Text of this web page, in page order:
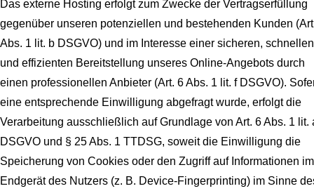
Das externe Hosting erfolgt zum Zwecke der Vertragserfüllung
gegenüber unseren potenziellen und bestehenden Kunden
Abs. 1 lit. b DSGVO) und im Interesse einer sicheren, schnellen
und effizienten Bereitstellung unseres Online-Angebots durch
einen professionellen Anbieter (Art. 6 Abs. 1 lit. f DSGVO).
eine entsprechende Einwilligung abgefragt wurde, erfolgt die
Verarbeitung ausschließlich auf Grundlage von Art. 6 Abs. 1 lit.
DSGVO und § 25 Abs. 1 TTDSG, soweit die Einwilligung die
Speicherung von Cookies oder den Zugriff auf Informationen im
Endgerät des Nutzers (z. B. Device-Fingerprinting) im Sinne